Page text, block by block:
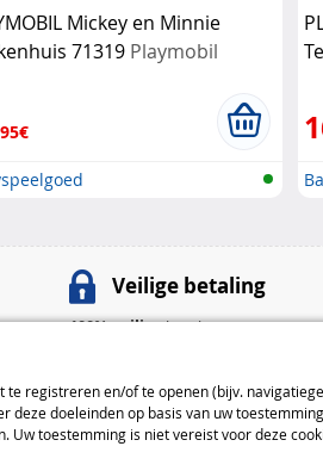
registreren en/of te openen (bijv.
doeleinden op basis van uw
toestemming is niet vereist voor deze
Mickey en Minnie
71319 Playmobil
Veilige betaling
100% veiligebetalingen